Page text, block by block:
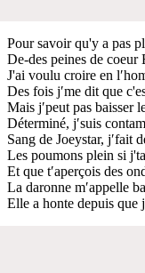
Pour savoir qu'y a pas
De-des peines de coeur
J'ai voulu croire en
Des fois j′me dit que
Mais j′peut pas baisser
Déterminé, j′suis
Sang de Joeystar, j′fait
Les poumons plein si
Et que t′aperçois des
La daronne m′appelle
Elle a honte depuis que